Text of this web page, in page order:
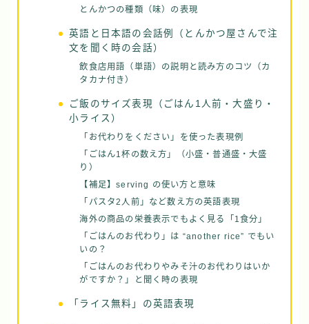
とんかつの種類（味）の表現
英語と日本語の会話例（とんかつ屋さんで注
文を聞く時の会話）
飲食店用語（単語）の説明と読み方のコツ（カ
タカナ付き）
ご飯のサイズ表現（ごはん1人前・大盛り・
小ライス）
「お代わりをください」を使った表現例
「ごはん1杯の数え方」（小盛・普通盛・大盛
り）
【補足】serving の使い方と意味
「パスタ2人前」など数え方の英語表現
海外の商品の栄養表示でもよく見る「1食分」
「ごはんのお代わり」は “another rice” でもい
いの？
「ごはんのお代わりやみそ汁のお代わりはいか
がですか？」と聞く時の表現
「ライス無料」の英語表現